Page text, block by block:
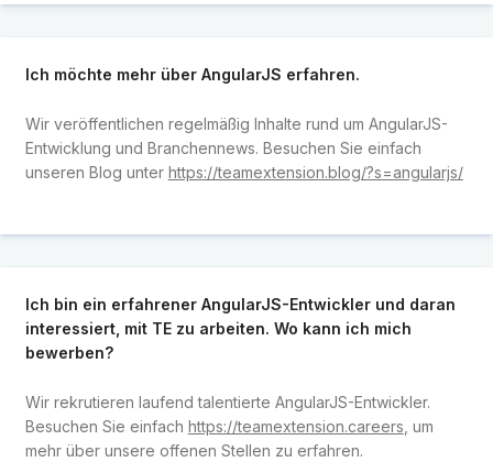
Ich möchte mehr über AngularJS erfahren.
Wir veröffentlichen regelmäßig Inhalte rund um AngularJS-
Entwicklung und Branchennews. Besuchen Sie einfach
unseren Blog unter https://teamextension.blog/?s=angularjs/
Ich bin ein erfahrener AngularJS-Entwickler und daran
interessiert, mit TE zu arbeiten. Wo kann ich mich
bewerben?
Wir rekrutieren laufend talentierte AngularJS-Entwickler.
Besuchen Sie einfach https://teamextension.careers , um
mehr über unsere offenen Stellen zu erfahren.